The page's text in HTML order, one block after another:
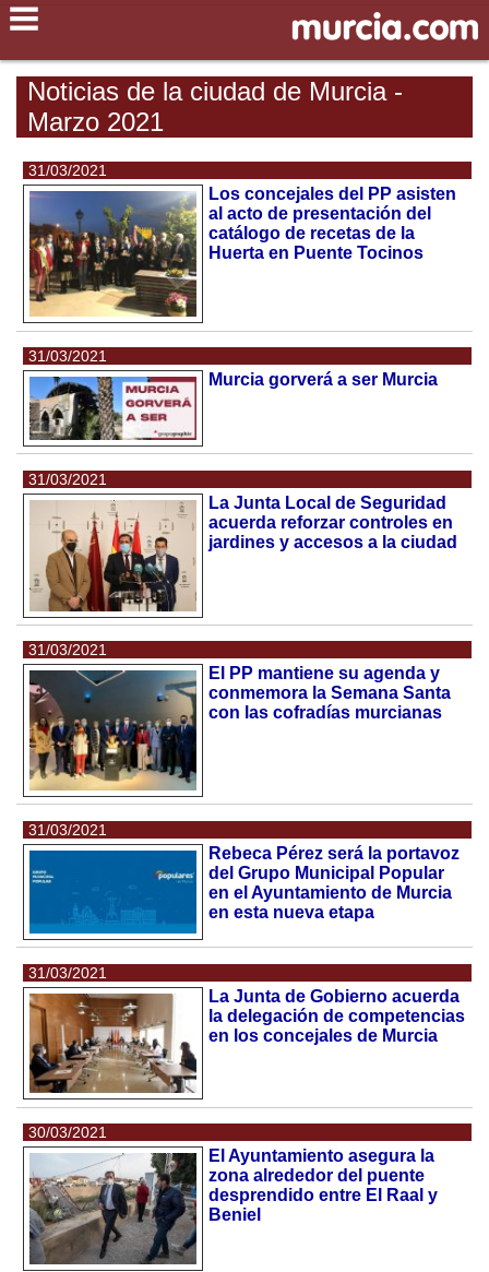
Noticias de la ciudad de Murcia -
Marzo 2021
31/03/2021
Los concejales del PP asisten
al acto de presentación del
catálogo de recetas de la
Huerta en Puente Tocinos
31/03/2021
Murcia gorverá a ser Murcia
31/03/2021
La Junta Local de Seguridad
acuerda reforzar controles en
jardines y accesos a la ciudad
31/03/2021
El PP mantiene su agenda y
conmemora la Semana Santa
con las cofradías murcianas
31/03/2021
Rebeca Pérez será la portavoz
del Grupo Municipal Popular
en el Ayuntamiento de Murcia
en esta nueva etapa
31/03/2021
La Junta de Gobierno acuerda
la delegación de competencias
en los concejales de Murcia
30/03/2021
El Ayuntamiento asegura la
zona alrededor del puente
desprendido entre El Raal y
Beniel